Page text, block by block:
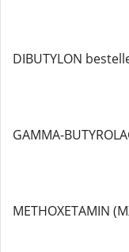
DIBUTYLON
GAMMA-
METHOXETAMIN